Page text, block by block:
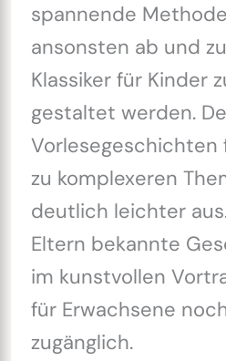
spannende
ansonsten ab und
Klassiker für Kinder
gestaltet werden.
Vorlesegeschichten
zu komplexeren
deutlich leichter
Eltern bekannte
im kunstvollen
für Erwachsene
zugänglich.